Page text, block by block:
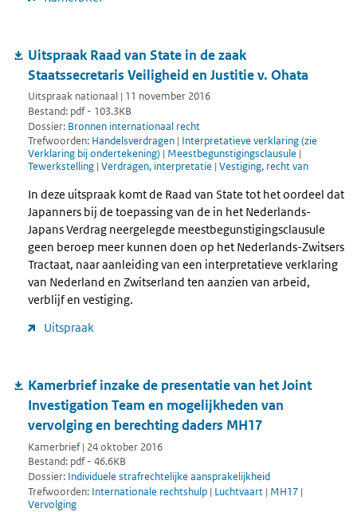
Uitspraak Raad van State in de zaak
Staatssecretaris Veiligheid en Justitie v. Ohata
Uitspraak nationaal | 11 november 2016
Bestand: pdf - 103.3KB
Dossier: Bronnen internationaal recht
Trefwoorden: Handelsverdragen | Interpretatieve verklaring (zie
Verklaring bij ondertekening) | Meestbegunstigingsclausule |
Tewerkstelling | Verdragen, interpretatie | Vestiging, recht van
In deze uitspraak komt de Raad van State tot het oordeel dat
Japanners bij de toepassing van de in het Nederlands-
Japans Verdrag neergelegde meestbegunstigingsclausule
geen beroep meer kunnen doen op het Nederlands-Zwitsers
Tractaat, naar aanleiding van een interpretatieve verklaring
van Nederland en Zwitserland ten aanzien van arbeid,
verblijf en vestiging.
Uitspraak
Kamerbrief inzake de presentatie van het Joint
Investigation Team en mogelijkheden van
vervolging en berechting daders MH17
Kamerbrief | 24 oktober 2016
Bestand: pdf - 46.6KB
Dossier: Individuele strafrechtelijke aansprakelijkheid
Trefwoorden: Internationale rechtshulp | Luchtvaart | MH17 |
Vervolging